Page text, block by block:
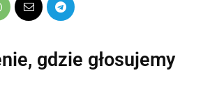
gdzie głosujemy